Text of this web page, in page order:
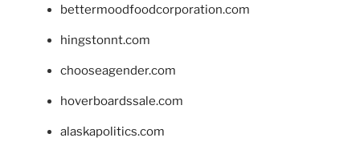
bettermoodfoodcorporation.com
hingstonnt.com
chooseagender.com
hoverboardssale.com
alaskapolitics.com